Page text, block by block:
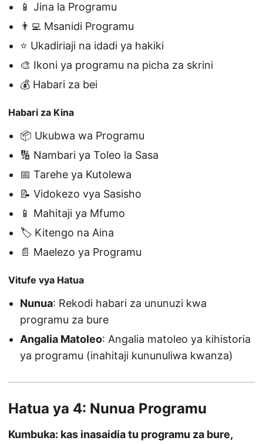
📱 Jina la Programu
👨‍💻 Msanidi Programu
⭐ Ukadiriaji na idadi ya hakiki
🎨 Ikoni ya programu na picha za skrini
💰 Habari za bei
Habari za Kina
📦 Ukubwa wa Programu
🔢 Nambari ya Toleo la Sasa
📅 Tarehe ya Kutolewa
📝 Vidokezo vya Sasisho
📱 Mahitaji ya Mfumo
🏷️ Kitengo na Aina
📄 Maelezo ya Programu
Vitufe vya Hatua
Nunua: Rekodi habari za ununuzi kwa
programu za bure
Angalia Matoleo: Angalia matoleo ya kihistoria
ya programu (inahitaji kununuliwa kwanza)
Hatua ya 4: Nunua Programu
Kumbuka: kas inasaidia tu programu za bure,